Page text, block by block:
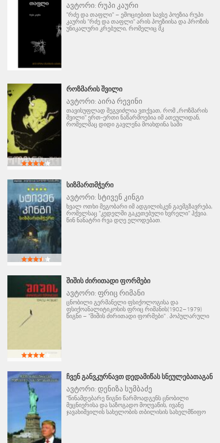
ავტორი: რუპი კაური
"რძე და თაფლი" – ემოციებით სავსე პოეზია რუპი
კაურის "რძე და თაფლი" არის პოეზიისა და პროზის
უნიკალური კრებული, რომელიც მკ
ᲠᲝᲖᲛᲐᲠᲘᲡ ᲨᲕᲘᲚᲘ
ავტორი: აირა რევინი
თავისუფლად შეგვიძლია ვთქვათ, რომ „როზმარის
შვილი" ერთ-ერთი ნაწარმოებია იმ ათეულიდან,
რომელმაც დიდი გავლენა მოახდინა საში
ᲡᲘᲖᲛᲐᲠᲗᲛᲭᲔᲠᲘ
ავტორი: სტივენ კინგი
ხვალ ოთხი მეგობარი იმ ადგილისკენ გაემგზავრება,
რომელსაც "კედელში გაკეთებული ხვრელი" ჰქვია.
წინ ნანატრი რვა დღე ელოდებათ.
ᲨᲘᲨᲘᲡ ᲫᲘᲠᲘᲗᲐᲓᲘ ᲤᲝᲠᲛᲔᲑᲘ
ავტორი: ფრიც რიმანი
ცნობილი გერმანელი ფსიქოლოგისა და
ფსიქოანალიტიკოსის ფრიც რიმანის(1902–1979)
წიგნი – "შიშის ძირითადი ფორმები" . პოპულარული
ᲩᲕᲔᲜ ᲒᲐᲜᲕᲙᲣᲠᲜᲐᲕᲗ ᲓᲔᲓᲐᲛᲘᲬᲐᲡ ᲡᲜᲔᲣᲚᲔᲑᲐᲗᲐᲒᲐᲜ
ავტორი: დენიზა სუმბაძე
"წინამდებარე წიგნი წარმოადგენს ცნობილი
მეცნიერისა და საზოგადო მოღვაწის, ივანე
ჯავახიშვილის სახელობის თბილისის სახელმწიფო